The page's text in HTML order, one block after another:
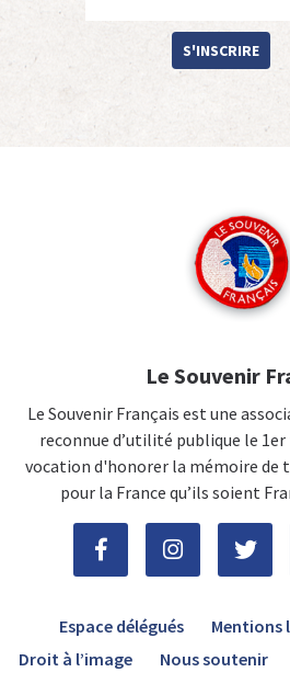
S'INSCRIRE
Le Souvenir
Le Souvenir Français est une
reconnue d’utilité publique le 1er
vocation d'honorer la mémoire de
pour la France qu’ils soient
Espace délégués Mentions
Droit à l’image
Nous soutenir